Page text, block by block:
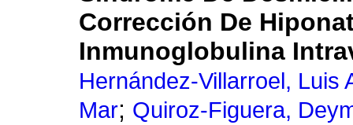
Corrección De
Inmunoglobulina
Hernández-Villarroel, Luis
Mar; Quiroz-Figuera,